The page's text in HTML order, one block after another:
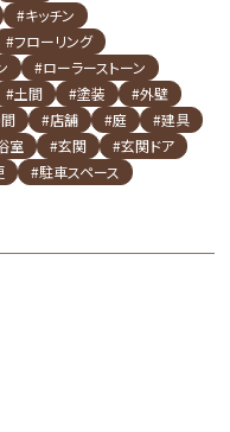
#キッチン
#フローリング
#ローラーストーン
#土間 #塗装
#外壁
#店舗 #庭
#建具
室 #玄関
#玄関ドア
#駐車スペース